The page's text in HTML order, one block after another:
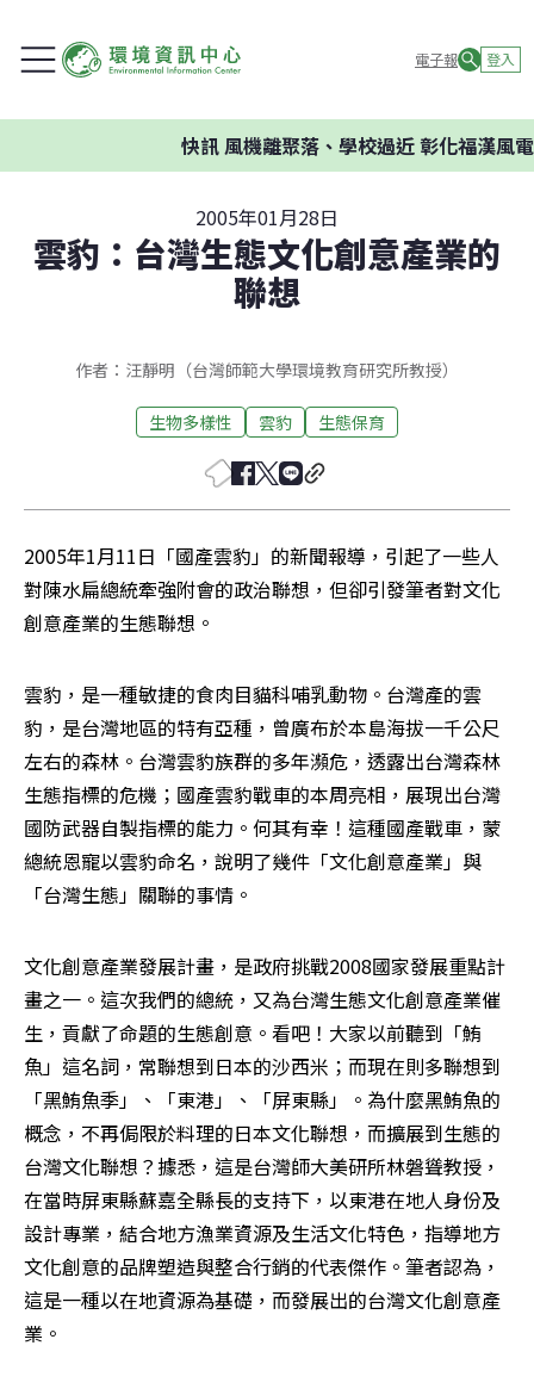
電子報 登入
快訊風機離聚落、學校過近 彰化福漢風電
2005年01月28日
雲豹：台灣生態文化創意產業的
聯想
作者：汪靜明（台灣師範大學環境教育研究所教授）
生物多樣性 雲豹 生態保育
2005年1月11日「國產雲豹」的新聞報導，引起了一些人
對陳水扁總統牽強附會的政治聯想，但卻引發筆者對文化
創意產業的生態聯想。
雲豹，是一種敏捷的食肉目貓科哺乳動物。台灣產的雲
豹，是台灣地區的特有亞種，曾廣布於本島海拔一千公尺
左右的森林。台灣雲豹族群的多年瀕危，透露出台灣森林
生態指標的危機；國產雲豹戰車的本周亮相，展現出台灣
國防武器自製指標的能力。何其有幸！這種國產戰車，蒙
總統恩寵以雲豹命名，說明了幾件「文化創意產業」與
「台灣生態」關聯的事情。
文化創意產業發展計畫，是政府挑戰2008國家發展重點計
畫之一。這次我們的總統，又為台灣生態文化創意產業催
生，貢獻了命題的生態創意。看吧！大家以前聽到「鮪
魚」這名詞，常聯想到日本的沙西米；而現在則多聯想到
「黑鮪魚季」、「東港」、「屏東縣」。為什麼黑鮪魚的
概念，不再侷限於料理的日本文化聯想，而擴展到生態的
台灣文化聯想？據悉，這是台灣師大美研所林磐聳教授，
在當時屏東縣蘇嘉全縣長的支持下，以東港在地人身份及
設計專業，結合地方漁業資源及生活文化特色，指導地方
文化創意的品牌塑造與整合行銷的代表傑作。筆者認為，
這是一種以在地資源為基礎，而發展出的台灣文化創意產
業。